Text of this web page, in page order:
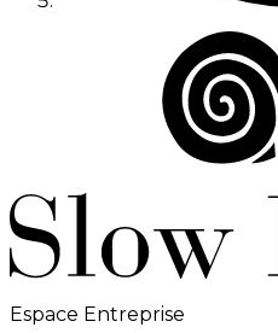
Espace Entreprise